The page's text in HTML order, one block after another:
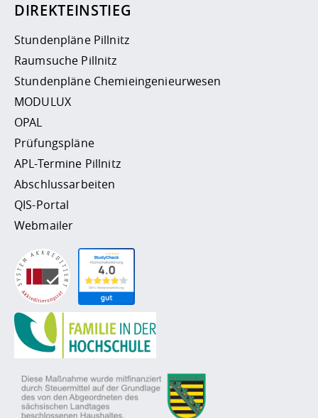
DIREKTEINSTIEG
Stundenpläne Pillnitz
Raumsuche Pillnitz
Stundenpläne Chemieingenieurwesen
MODULUX
OPAL
Prüfungspläne
APL-Termine Pillnitz
Abschlussarbeiten
QIS-Portal
Webmailer